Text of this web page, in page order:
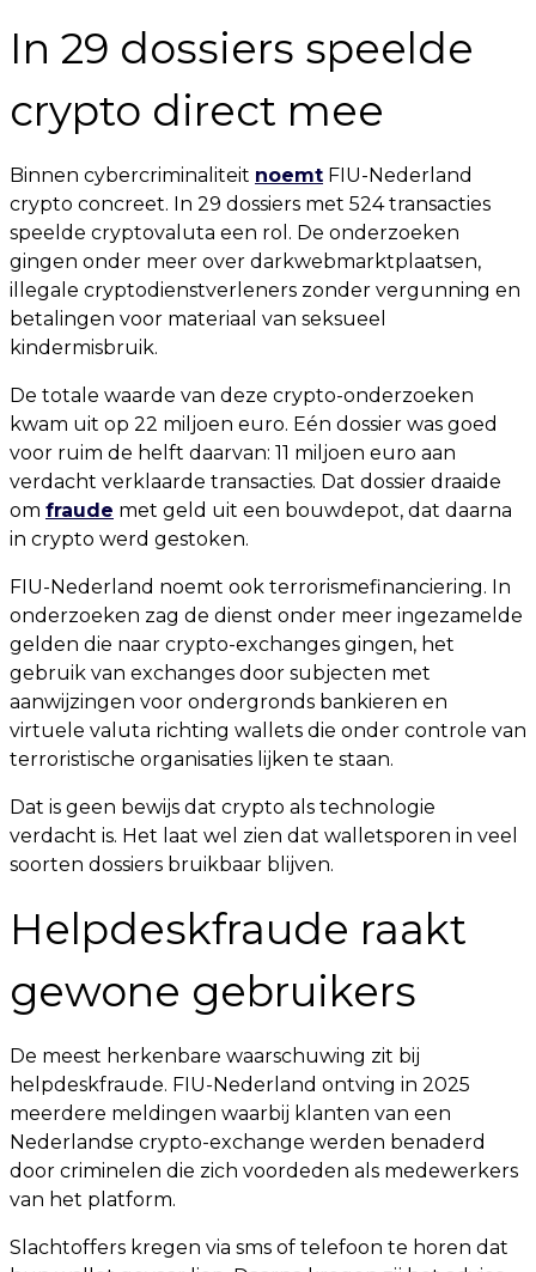
In 29 dossiers speelde
crypto direct mee
Binnen cybercriminaliteit noemt FIU-Nederland
crypto concreet. In 29 dossiers met 524 transacties
speelde cryptovaluta een rol. De onderzoeken
gingen onder meer over darkwebmarktplaatsen,
illegale cryptodienstverleners zonder vergunning en
betalingen voor materiaal van seksueel
kindermisbruik.
De totale waarde van deze crypto-onderzoeken
kwam uit op 22 miljoen euro. Eén dossier was goed
voor ruim de helft daarvan: 11 miljoen euro aan
verdacht verklaarde transacties. Dat dossier draaide
om fraude met geld uit een bouwdepot, dat daarna
in crypto werd gestoken.
FIU-Nederland noemt ook terrorismefinanciering. In
onderzoeken zag de dienst onder meer ingezamelde
gelden die naar crypto-exchanges gingen, het
gebruik van exchanges door subjecten met
aanwijzingen voor ondergronds bankieren en
virtuele valuta richting wallets die onder controle van
terroristische organisaties lijken te staan.
Dat is geen bewijs dat crypto als technologie
verdacht is. Het laat wel zien dat walletsporen in veel
soorten dossiers bruikbaar blijven.
Helpdeskfraude raakt
gewone gebruikers
De meest herkenbare waarschuwing zit bij
helpdeskfraude. FIU-Nederland ontving in 2025
meerdere meldingen waarbij klanten van een
Nederlandse crypto-exchange werden benaderd
door criminelen die zich voordeden als medewerkers
van het platform.
Slachtoffers kregen via sms of telefoon te horen dat